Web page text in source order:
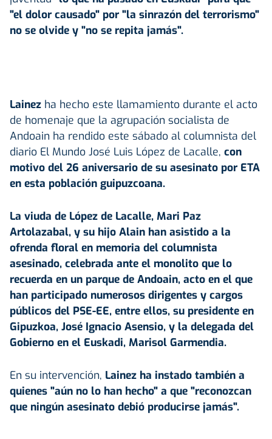
"el dolor causado" por "la sinrazón del terrorismo"
no se olvide y "no se repita jamás".
Lainez ha hecho este llamamiento durante el acto
de homenaje que la agrupación socialista de
Andoain ha rendido este sábado al columnista del
diario El Mundo José Luis López de Lacalle, con
motivo del 26 aniversario de su asesinato por ETA
en esta población guipuzcoana.
La viuda de López de Lacalle, Mari Paz
Artolazabal, y su hijo Alain han asistido a la
ofrenda floral en memoria del columnista
asesinado, celebrada ante el monolito que lo
recuerda en un parque de Andoain, acto en el que
han participado numerosos dirigentes y cargos
públicos del PSE-EE, entre ellos, su presidente en
Gipuzkoa, José Ignacio Asensio, y la delegada del
Gobierno en el Euskadi, Marisol Garmendia.
En su intervención, Lainez ha instado también a
quienes "aún no lo han hecho" a que "reconozcan
que ningún asesinato debió producirse jamás".